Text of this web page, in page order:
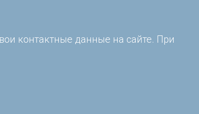
контактные данные на сайте. При